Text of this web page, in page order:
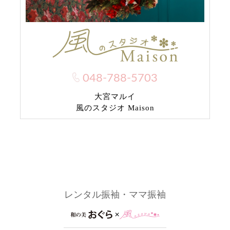
048-788-5703
大宮マルイ
風のスタジオ Maison
レンタル振袖・ママ振袖